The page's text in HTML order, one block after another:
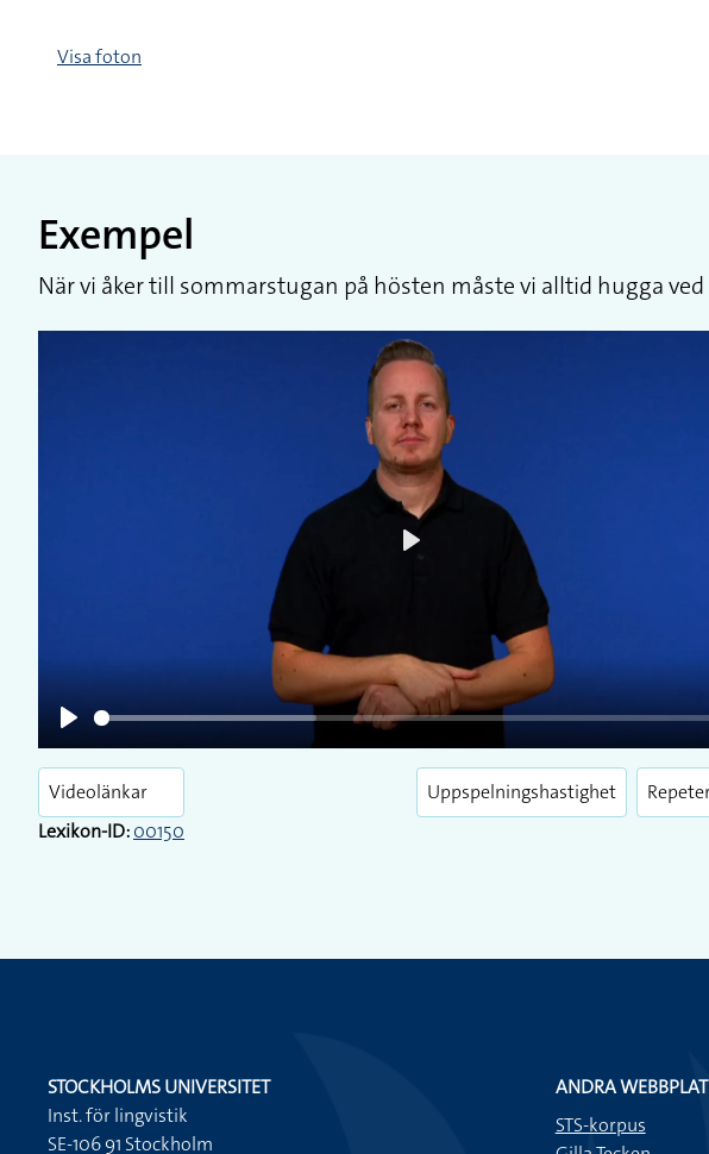
Visa foton
Exempel
När vi åker till sommarstugan på hösten måste vi alltid hugga
Play
Videolänkar
Lexikon-ID:00150
Uppspelningshastighet
STOCKHOLMS UNIVERSITET
Inst. för lingvistik
SE-106 91 Stockholm
ANDRA
STS-korpus